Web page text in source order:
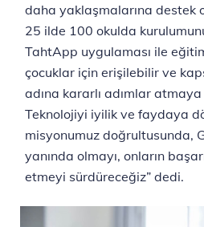
daha yaklaşmalarına destek
25 ilde 100 okulda
TahtApp uygulaması ile
çocuklar için erişilebilir ve
adına kararlı adımlar
Teknolojiyi iyilik ve faydaya
misyonumuz doğrultusunda,
yanında olmayı, onların
etmeyi sürdüreceğiz” dedi.